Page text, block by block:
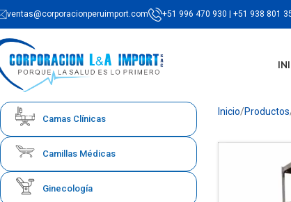
ventas@corporacionperuimport.com +51 996 470 930 | +51 938 801
Camas Clínicas
Camillas Médicas
Ginecología
Inicio Productos